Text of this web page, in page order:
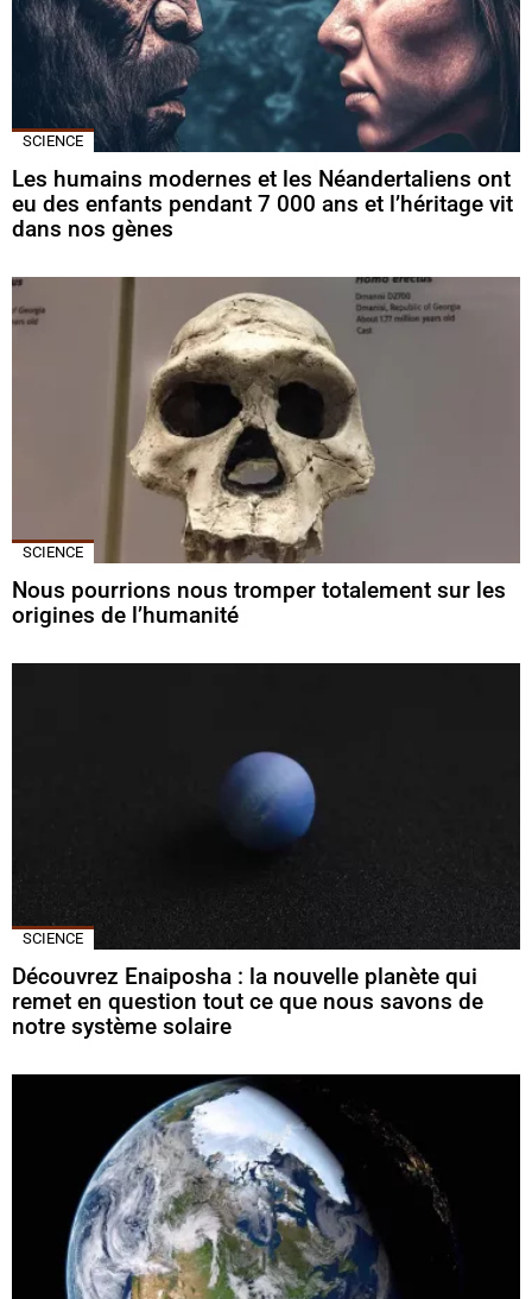
SCIENCE
Les humains modernes et les Néandertaliens ont
eu des enfants pendant 7 000 ans et l’héritage vit
dans nos gènes
SCIENCE
Nous pourrions nous tromper totalement sur les
origines de l’humanité
SCIENCE
Découvrez Enaiposha : la nouvelle planète qui
remet en question tout ce que nous savons de
notre système solaire